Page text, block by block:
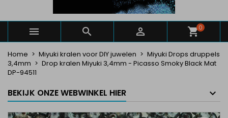
   0
Home Miyuki kralen voor DIY juwelen
Miyuki Drops druppels
3,4mm
Drop kralen Miyuki 3,4mm - Picasso Smoky Black Mat
DP-94511
BEKIJK ONZE WEBWINKEL HIER
Annuleren Maak een verlanglijst
Annuleren Inloggen